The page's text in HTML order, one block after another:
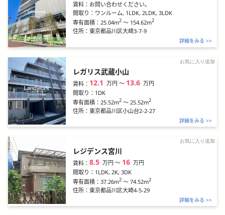
賃料： お問い合わせください。
間取り： ワンルーム, 1LDK, 2LDK, 3LDK
専有面積：25.04m2 ～ 154.62m2
住所：東京都品川区大崎3-7-9
詳細をみる >>
お気に入り追加
レガリス武蔵小山
賃料： 12.1 万円〜 13.6 万円
間取り： 1DK
専有面積：25.52m2 ～ 25.52m2
住所：東京都品川区小山台2-2-27
詳細をみる >>
お気に入り追加
レジデンス宮川
賃料：8.5 万円〜 16 万円
間取り： 1LDK, 2K, 3DK
専有面積：37.26m2 ～ 74.52m2
住所：東京都品川区大崎4-5-29
詳細をみる >>